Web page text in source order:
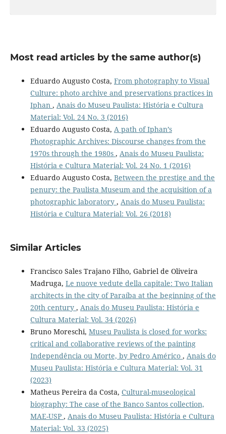
Most read articles by the same author(s)
Eduardo Augusto Costa, From photography to Visual
Culture: photo archive and preservations practices in
Iphan , Anais do Museu Paulista: História e Cultura
Material: Vol. 24 No. 3 (2016)
Eduardo Augusto Costa, A path of Iphan’s
Photographic Archives: Discourse changes from the
1970s through the 1980s , Anais do Museu Paulista:
História e Cultura Material: Vol. 24 No. 1 (2016)
Eduardo Augusto Costa, Between the prestige and the
penury: the Paulista Museum and the acquisition of a
photographic laboratory , Anais do Museu Paulista:
História e Cultura Material: Vol. 26 (2018)
Similar Articles
Francisco Sales Trajano Filho, Gabriel de Oliveira
Madruga, Le nuove vedute della capitale: Two Italian
architects in the city of Paraíba at the beginning of the
20th century , Anais do Museu Paulista: História e
Cultura Material: Vol. 34 (2026)
Bruno Moreschi, Museu Paulista is closed for works:
critical and collaborative reviews of the painting
Independência ou Morte, by Pedro Américo , Anais do
Museu Paulista: História e Cultura Material: Vol. 31
(2023)
Matheus Pereira da Costa, Cultural-museological
biography: The case of the Banco Santos collection,
MAE-USP , Anais do Museu Paulista: História e Cultura
Material: Vol. 33 (2025)